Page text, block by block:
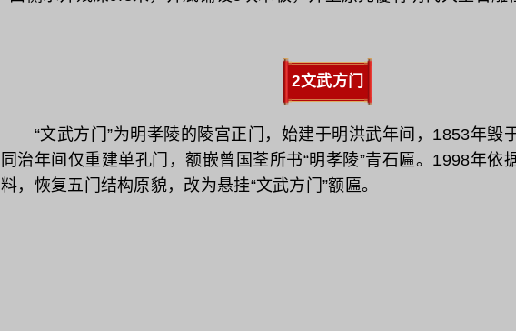
2文武方门
“文武方门”为明孝陵的陵宫正门‌，始建‌于明洪武年间，1853年毁
同治年间仅重建单孔门，额嵌曾国荃所书“明孝陵”青石匾。1998年依
料，‌恢复五门结构原貌‌，改为悬挂“文武方门”‌‌额匾。